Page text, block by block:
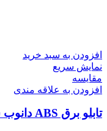
افزودن به سبد خرید
نمایش سریع
مقايسه
افزودن به علاقه مندی
تابلو برق ABS دانوب سایز 130*300*200